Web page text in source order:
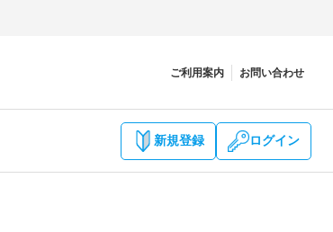
ご利用案内 お問い合わせ
新規登録 ログイン